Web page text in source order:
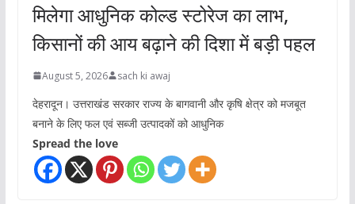
मिलेगा आधुनिक कोल्ड स्टोरेज का लाभ,
किसानों की आय बढ़ाने की दिशा में बड़ी पहल
August 5, 2026 sach ki awaj
देहरादून। उत्तराखंड सरकार राज्य के बागवानी और कृषि क्षेत्र को मजबूत
बनाने के लिए फल एवं सब्जी उत्पादकों को आधुनिक
Spread the love